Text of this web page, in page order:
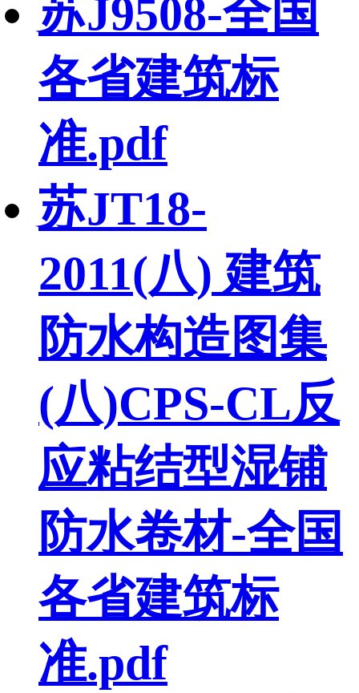
苏J9508-全国
各省建筑标
准.pdf
苏JT18-
2011(八) 建筑
防水构造图集
(八)CPS-CL反
应粘结型湿铺
防水卷材-全国
各省建筑标
准.pdf